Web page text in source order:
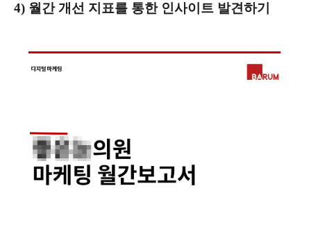
4) 월간 개선 지표를 통한 인사이트 발견하기